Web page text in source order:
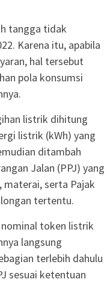
tangga tidak
Karena itu, apabila
hal tersebut
pola konsumsi
listrik dihitung
listrik (kWh) yang
ditambah
Jalan (PPJ) yang
materai, serta Pajak
tertentu.
nominal token listrik
langsung
terlebih dahulu
sesuai ketentuan